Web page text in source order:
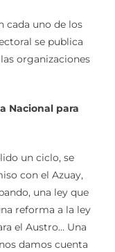
cada uno de los
se publica
organizaciones
Nacional para
un ciclo, se
con el Azuay,
una ley que
reforma a la ley
el Austro… Una
damos cuenta